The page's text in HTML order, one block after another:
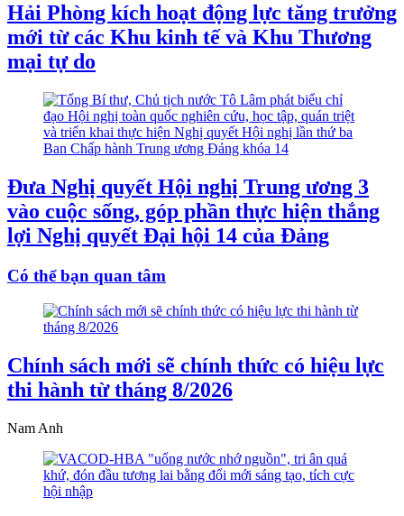
Hải Phòng kích hoạt động lực tăng trưởng
mới từ các Khu kinh tế và Khu Thương
mại tự do
Đưa Nghị quyết Hội nghị Trung ương 3
vào cuộc sống, góp phần thực hiện thắng
lợi Nghị quyết Đại hội 14 của Đảng
Có thể bạn quan tâm
Chính sách mới sẽ chính thức có hiệu lực
thi hành từ tháng 8/2026
Nam Anh